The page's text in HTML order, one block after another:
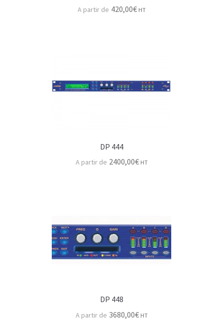
Microphones & DI
Autres & accessoires
Beyer Dynamic
Série KM-A & KM-D
Série voie & HF
420,00€ HT
DP 444
2400,00€ HT
DP 448
3680,00€ HT